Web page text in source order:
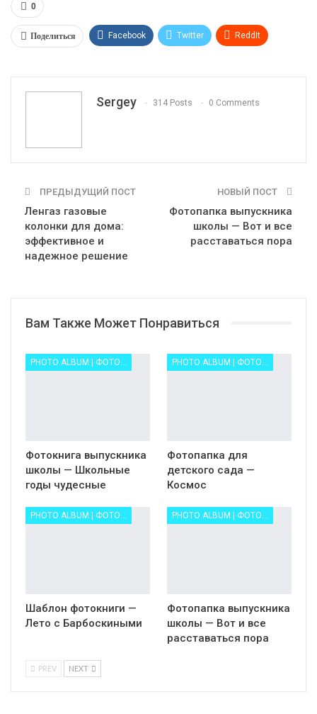
0
Поделиться Facebook Twitter ReddIt
Sergey 314 Posts 0 Comments
ПРЕДЫДУЩИЙ ПОСТ
Ленгаз газовые
колонки для дома:
эффективное и
надежное решение
НОВЫЙ ПОСТ
Фотопапка выпускника
школы — Вот и все
расставаться пора
Вам Также Может Понравиться
Фотокнига выпускника
школы — Школьные
годы чудесные
Фотопапка для
детского сада —
Космос
PHOTO ALBUM | ФОТОАЛЬБОМ ФОТОКНИГА
Шаблон фотокниги —
Лето с Барбоскиными
PHOTO ALBUM | ФОТОАЛЬБОМ ФОТОКНИГА
Фотопапка выпускника
школы — Вот и все
расставаться пора
PREV NEXT